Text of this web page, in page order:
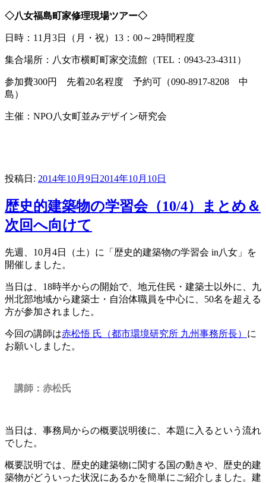
◇八女福島町家修理現場ツアー◇
日時：11月3日（月・祝）13：00～2時間程度
集合場所：八女市横町町家交流館（TEL：0943-23-4311）
参加費300円 先着20名程度 予約可（090-8917-8208 中
島）
主催：NPO八女町並みデザイン研究会
投稿日: 2014年10月9日 2014年10月10日
歴史的建築物の学習会（10/4）まとめ＆
次回へ向けて
先週、10月4日（土）に「歴史的建築物の学習会 in八女」を
開催しました。
当日は、18時半からの開始で、地元住民・建築士以外に、九
州北部地域から建築士・自治体職員を中心に、50名を超える
方が参加されました。
今回の講師は赤松悟 氏（都市環境研究所 九州事務所長） に
お願いしました。
講師：赤松氏
当日は、事務局からの概要説明後に、本題に入るという流れ
でした。
概要説明では、歴史的建築物に関する国の動きや、歴史的建
築物がどういった状況にあるかを簡単にご紹介しました。建